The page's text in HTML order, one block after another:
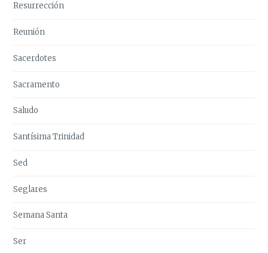
Resurrección
Reunión
Sacerdotes
Sacramento
Saludo
Santísima Trinidad
Sed
Seglares
Semana Santa
Ser